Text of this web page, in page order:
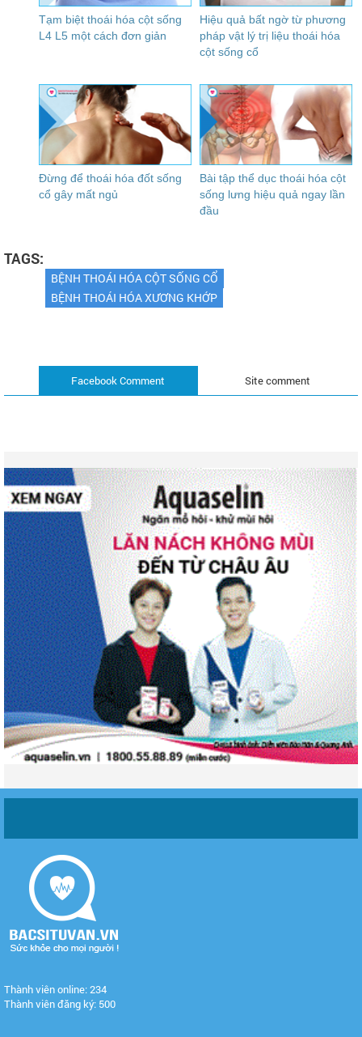
Tạm biệt thoái hóa cột sống
L4 L5 một cách đơn giản
Hiệu quả bất ngờ từ phương
pháp vật lý trị liệu thoái hóa
cột sống cổ
Đừng để thoái hóa đốt sống
cổ gây mất ngủ
Bài tập thể dục thoái hóa cột
sống lưng hiệu quả ngay lần
đầu
TAGS:
BỆNH THOÁI HÓA CỘT SỐNG CỔ
BỆNH THOÁI HÓA XƯƠNG KHỚP
Site comment
Facebook Comment
Thành viên online: 234
Thành viên đăng ký: 500